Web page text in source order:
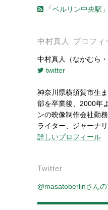
「ベルリン中央駅
中村真人 プロフィ
中村真人（なかむら・
twitter
神奈川県横須賀市生
部を卒業後、2000年
ンの映像制作会社勤
ライター、ジャーナリ
詳しいプロフィール
Twitter
@masatoberlinさんの